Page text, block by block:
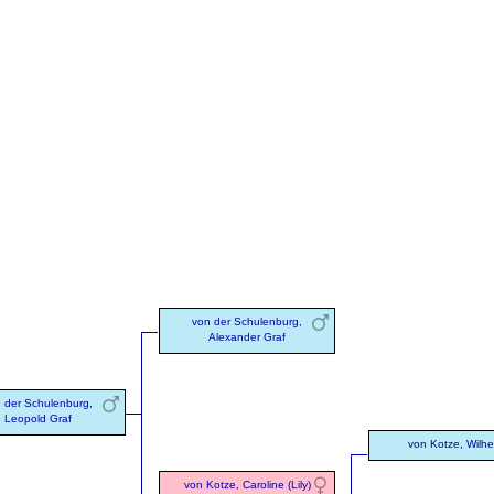
der Schulenburg,
Leopold Graf
von der Schulenburg,
Alexander Graf
von Kotze, Caroline (Lily)
von Kotze,